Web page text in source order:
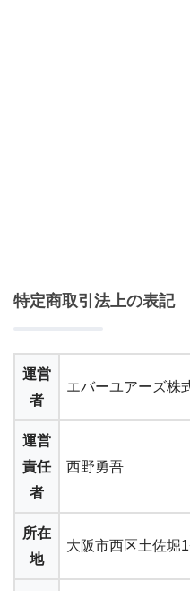
特定商取引法上の表記
運営
者
エバーユアーズ株
運営
責任
者
西野勇吾
所在
地
大阪市西区土佐堀